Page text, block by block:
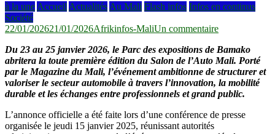
à la une Accueil Actualités Au Mali Flash infos Infos en continus
Société
22/01/202621/01/2026Afrikinfos-MaliUn commentairesur
de
l’Auto
Mali
2026 :
La
édition
Du 23 au 25 janvier 2026, le Parc des expositions de Bamako
abritera la toute première édition du Salon de l’Auto Mali. Porté
par le Magazine du Mali, l’événement ambitionne de structurer et
valoriser le secteur automobile à travers l’innovation, la mobilité
durable et les échanges entre professionnels et grand public.
L’annonce officielle a été faite lors d’une conférence de presse
organisée le jeudi 15 janvier 2025, réunissant autorités